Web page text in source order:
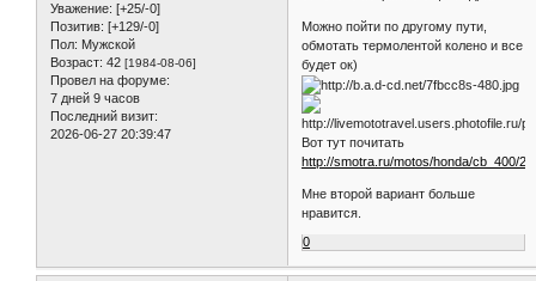
Уважение: [+25/-0]
Позитив: [+129/-0]
Пол: Мужской
Возраст: 42 [1984-08-06]
Провел на форуме:
7 дней 9 часов
Последний визит:
2026-06-27 20:39:47
Можно пойти по другому пути,
обмотать термолентой колено и все
будет ок)
Вот тут почитать
http://smotra.ru/motos/honda/cb_400/
Мне второй вариант больше
нравится.
0